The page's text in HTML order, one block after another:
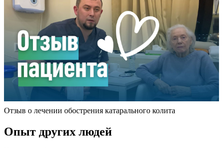
Отзыв о лечении обострения катарального колита
Опыт других людей